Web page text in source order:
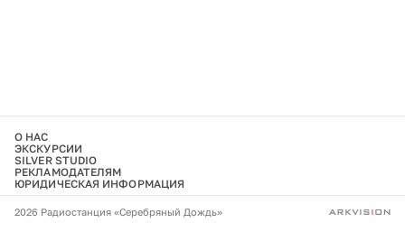
О НАС
ЭКСКУРСИИ
SILVER STUDIO
РЕКЛАМОДАТЕЛЯМ
ЮРИДИЧЕСКАЯ ИНФОРМАЦИЯ
2026 Радиостанция «Серебряный Дождь»